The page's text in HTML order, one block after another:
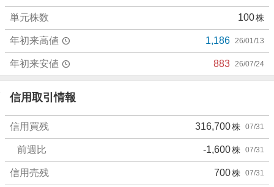
単元株数 100株
年初来高値 1,186 26/01/13
年初来安値 883 26/07/24
信用取引情報
信用買残 316,700株 07/31
前週比 -1,600株 07/31
信用売残 700株 07/31